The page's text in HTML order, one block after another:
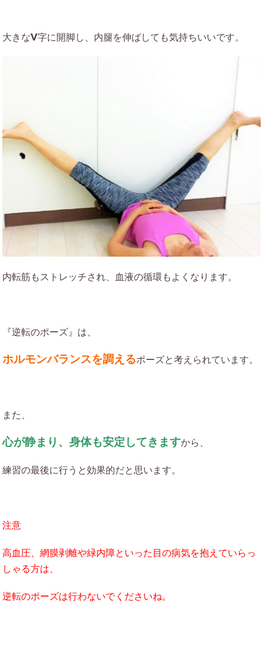
大きなV字に開脚し、内腿を伸ばしても気持ちいいです。
内転筋もストレッチされ、血液の循環もよくなります。
『逆転のポーズ』は、
ホルモンバランスを調えるポーズと考えられています。
また、
心が静まり、身体も安定してきますから、
練習の最後に行うと効果的だと思います。
注意
高血圧、網膜剥離や緑内障といった目の病気を抱えていらっ
しゃる方は、
逆転のポーズは行わないでくださいね。